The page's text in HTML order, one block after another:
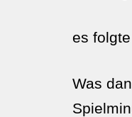
es
Was